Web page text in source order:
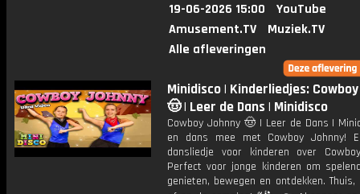
19-06-2026 15:00
YouTube
Amusement.TV
Muziek.TV
Alle afleveringen
Minidisco | Kinderliedjes:
🤠 | Leer de Dans | Minidisco
Cowboy Johnny 🤠 | Leer de Dans |
en dans mee met Cowboy Johnny!
dansliedje voor kinderen over
Perfect voor jonge kinderen om
genieten, bewegen en ontdekken. Thuis,